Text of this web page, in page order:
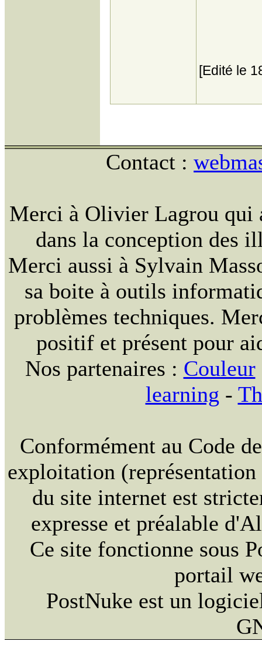
[Edité le
Contact :
Merci à Olivier Lagrou qui
dans la conception des
Merci aussi à Sylvain
sa boite à outils
problèmes techniques.
positif et présent pour
Nos partenaires : Couleur
learning -
Conformément au Code
exploitation
du site internet est
expresse et préalable
Ce site fonctionne sous
portail
PostNuke est un